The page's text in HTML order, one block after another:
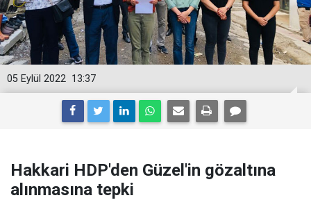
13:37
05 Eylül 2022
Hakkari HDP'den Güzel'in gözaltına
alınmasına tepki